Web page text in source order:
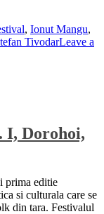
, Ionut Mangu,
TivodarLeave a
I, Dorohoi,
prima editie
si culturala care se
din tara. Festivalul